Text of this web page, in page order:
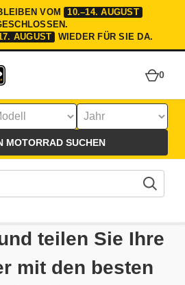
VOM
10.–14. AUGUST
AUGUST WIEDER FÜR SIE DA.
0
MOTORRAD SUCHEN
teilen Sie Ihre
mit den besten